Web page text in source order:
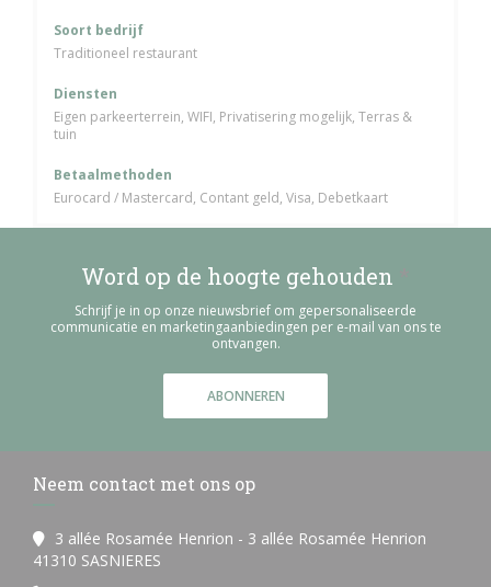
Soort bedrijf
Traditioneel restaurant
Diensten
Eigen parkeerterrein, WIFI, Privatisering mogelijk, Terras &
tuin
Betaalmethoden
Eurocard / Mastercard, Contant geld, Visa, Debetkaart
Word op de hoogte gehouden
Schrijf je in op onze nieuwsbrief om gepersonaliseerde
communicatie en marketingaanbiedingen per e-mail van ons te
ontvangen.
ABONNEREN
Neem contact met ons op
3 allée Rosamée Henrion - 3 allée Rosamée Henrion
41310 SASNIERES